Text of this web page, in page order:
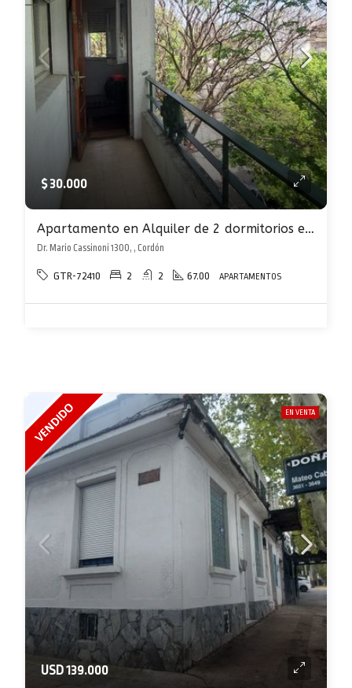
$ 30.000
Apartamento en Alquiler de 2 dormitorios en Cordón con balcón
Dr. Mario Cassinoni 1300, , Cordón
GTR-72410 2 2 67.00 APARTAMENTOS
EN VENTA
USD 139.000